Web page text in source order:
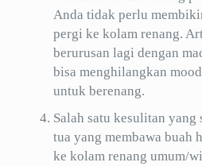
Anda tidak perlu
pergi ke kolam renang.
berurusan lagi dengan
bisa menghilangkan
untuk berenang.
Salah satu kesulitan
tua yang membawa buah
ke kolam renang umum/